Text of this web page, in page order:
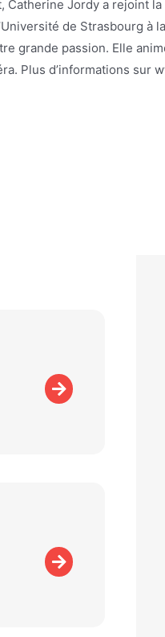
Catherine Jordy a rejoint
de Strasbourg à
grande passion. Elle
Plus d’informations sur